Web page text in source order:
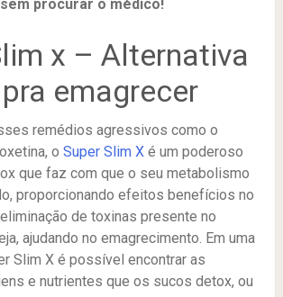
procurar o médico!
x – Alternativa
emagrecer
remédios agressivos como o
o Super Slim Xé um poderoso
que faz com que o seu metabolismo
proporcionando efeitos benefícios no
de toxinas presente no
ajudando no emagrecimento. Em uma
Slim X é possível encontrar as
e nutrientes que os sucos detox, ou